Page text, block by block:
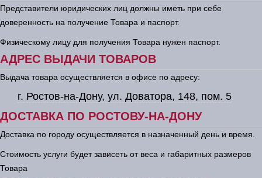
Представители юридических лиц должны иметь при себе
доверенность на получение Товара и паспорт.
Физическому лицу для получения Товара нужен паспорт.
АДРЕС ВЫДАЧИ ТОВАРОВ
Выдача товара осуществляется в офисе по адресу:
г. Ростов-на-Дону, ул. Доватора, 148, пом. 5
ДОСТАВКА ПО РОСТОВУ-НА-ДОНУ
Доставка по городу осуществляется в назначенный день и время.
Стоимость услуги будет зависеть от веса и габаритных размеров
Товара